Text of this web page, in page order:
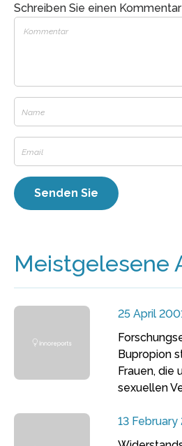
Schreiben Sie einen Kommentar
Meistgelesene
25 April
Bupropion
Frauen, die
sexuellen
13 February